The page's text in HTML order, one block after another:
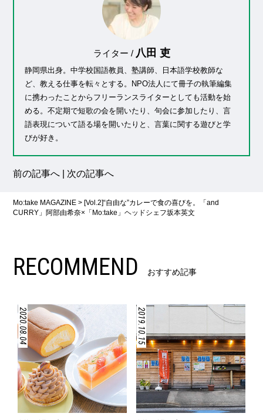
ライター / 八田 吏
静岡県出身。中学校国語教員、塾講師、日本語学校教師な
ど、教える仕事を転々とする。NPO法人にて冊子の執筆編集
に携わったことからフリーランスライターとしても活動を始
める。不定期で短歌の会を開いたり、句会に参加したり、言
語表現について語る場を開いたりと、言葉に関する遊びと学
びが好き。
前の記事へ 次の記事へ
Mo:take MAGAZINE >[Vol.2]“自由な”カレーで食の喜びを。「and
CURRY」阿部由希奈×「Mo:take」ヘッドシェフ坂本英文
RECOMMEND おすすめ記事
2020.08.04 2019.10.15